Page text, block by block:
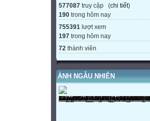
577087 truy cập (chi tiết)
190 trong hôm nay
755391 lượt xem
197 trong hôm nay
72 thành viên
ẢNH NGẪU NHIÊN